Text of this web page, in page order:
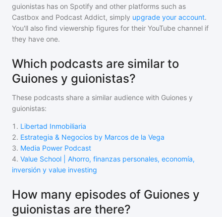
guionistas has on Spotify and other platforms such as
Castbox and Podcast Addict, simply upgrade your account.
You'll also find viewership figures for their YouTube channel if
they have one.
Which podcasts are similar to
Guiones y guionistas?
These podcasts share a similar audience with Guiones y
guionistas:
1 . Libertad Inmobiliaria
2. Estrategia & Negocios by Marcos de la Vega
3. Media Power Podcast
4. Value School | Ahorro, finanzas personales, economía,
inversión y value investing
How many episodes of Guiones y
guionistas are there?